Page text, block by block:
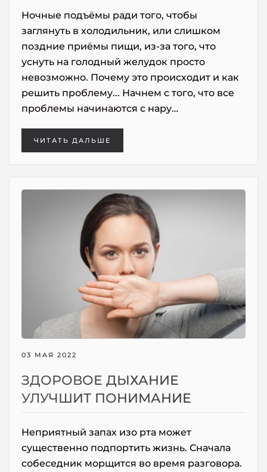
Ночные подъёмы ради того, чтобы
заглянуть в холодильник, или слишком
поздние приёмы пищи, из-за того, что
уснуть на голодный желудок просто
невозможно. Почему это происходит и как
решить проблему... Начнем с того, что все
проблемы начинаются с нару…
ЧИТАТЬ ДАЛЬШЕ
03 МАЯ 2022
ЗДОРОВОЕ ДЫХАНИЕ
УЛУЧШИТ ПОНИМАНИЕ
Неприятный запах изо рта может
существенно подпортить жизнь. Сначала
собеседник морщится во время разговора.